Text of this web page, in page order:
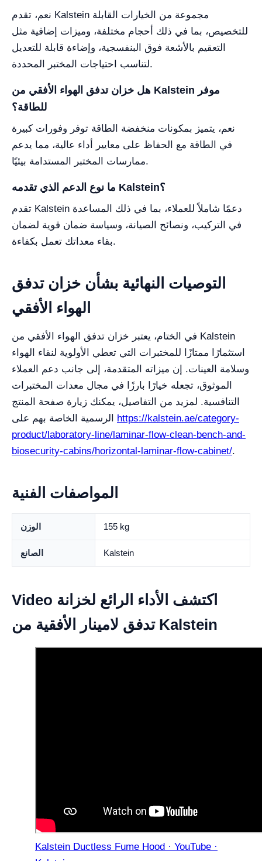
نعم، تقدم Kalstein مجموعة من الخيارات القابلة
للتخصيص، بما في ذلك أحجام مختلفة، وميزات إضافية مثل
التعقيم بالأشعة فوق البنفسجية، وإضاءة قابلة للتعديل
لتناسب احتياجات المختبر المحددة.
هل خزان تدفق الهواء الأفقي من Kalstein موفر
للطاقة؟
نعم، يتميز بمكونات منخفضة الطاقة توفر وفورات كبيرة
في الطاقة مع الحفاظ على معايير أداء عالية، مما يدعم
ممارسات المختبر المستدامة بيئيًا.
ما نوع الدعم الذي تقدمه Kalstein؟
تقدم Kalstein دعمًا شاملاً للعملاء، بما في ذلك المساعدة
في التركيب، ونصائح الصيانة، وسياسة ضمان قوية لضمان
بقاء معداتك تعمل بكفاءة.
التوصيات النهائية بشأن خزان تدفق
الهواء الأفقي
في الختام، يعتبر خزان تدفق الهواء الأفقي من Kalstein
استثمارًا ممتازًا للمختبرات التي تعطي الأولوية لنقاء الهواء
وسلامة العينات. إن ميزاته المتقدمة، إلى جانب دعم العملاء
الموثوق، تجعله خيارًا بارزًا في مجال معدات المختبرات
التنافسية. لمزيد من التفاصيل، يمكنك زيارة صفحة المنتج
https://kalstein.ae/category-
product/laboratory-line/laminar-flow-clean-bench-and-
biosecurity-cabins/horizontal-laminar-flow-cabinet/.
المواصفات الفنية
الوزن 155 kg
الصانع Kalstein
Video اكتشف الأداء الرائع لخزانة
تدفق لامينار الأفقية من Kalstein
Kalstein Ductless Fume Hood · YouTube ·